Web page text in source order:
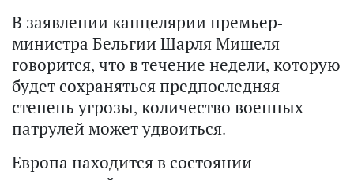
В заявлении канцелярии премьер-
министра Бельгии Шарля Мишеля
говорится, что в течение недели, которую
будет сохраняться предпоследняя
степень угрозы, количество военных
патрулей может удвоиться.
Европа находится в состоянии